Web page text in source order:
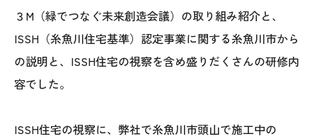
スタッフ紹介
ブログ
オレンジフェア
各種事業
３M（緑でつなぐ未来創造会議）の取り組み紹介と、
ISSH（糸魚川住宅基準）認定事業に関する糸魚川市から
の説明と、ISSH住宅の視察を含め盛りだくさんの研修内
容でした。
ISSH住宅の視察に、弊社で糸魚川市頭山で施工中の